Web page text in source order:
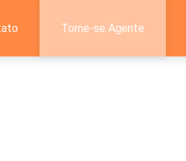
Torne-se Agente